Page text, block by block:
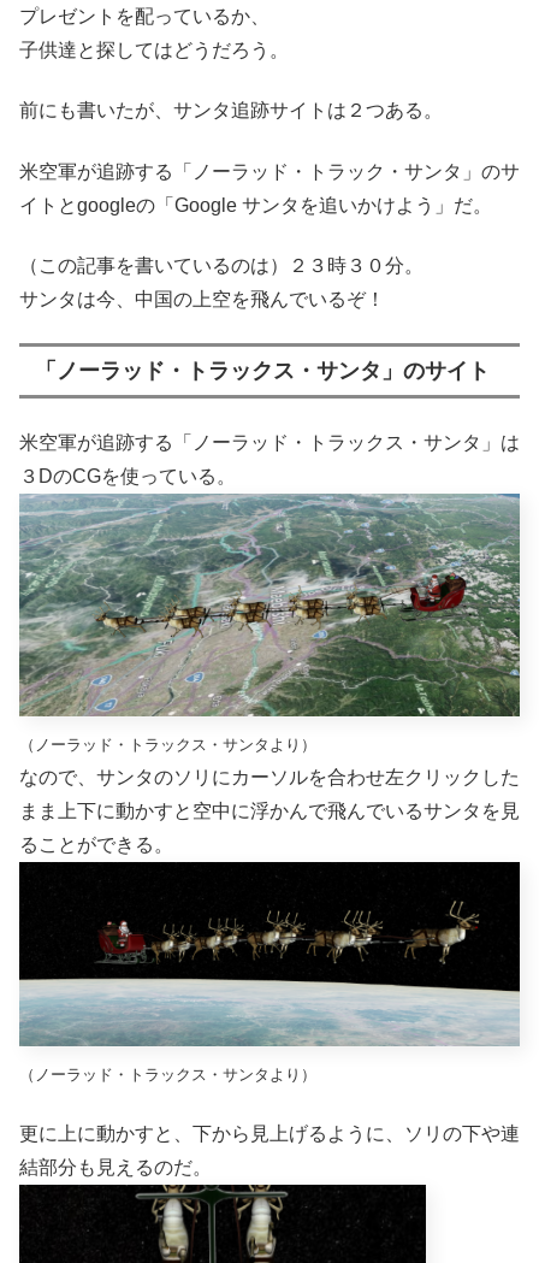
プレゼントを配っているか、
子供達と探してはどうだろう。
前にも書いたが、サンタ追跡サイトは２つある。
米空軍が追跡する「ノーラッド・トラック・サンタ」のサ
イトとgoogleの「Google サンタを追いかけよう」だ。
（この記事を書いているのは）２３時３０分。
サンタは今、中国の上空を飛んでいるぞ！
「ノーラッド・トラックス・サンタ」のサイト
米空軍が追跡する「ノーラッド・トラックス・サンタ」は
３DのCGを使っている。
（ノーラッド・トラックス・サンタより）
なので、サンタのソリにカーソルを合わせ左クリックした
まま上下に動かすと空中に浮かんで飛んでいるサンタを見
ることができる。
（ノーラッド・トラックス・サンタより）
更に上に動かすと、下から見上げるように、ソリの下や連
結部分も見えるのだ。